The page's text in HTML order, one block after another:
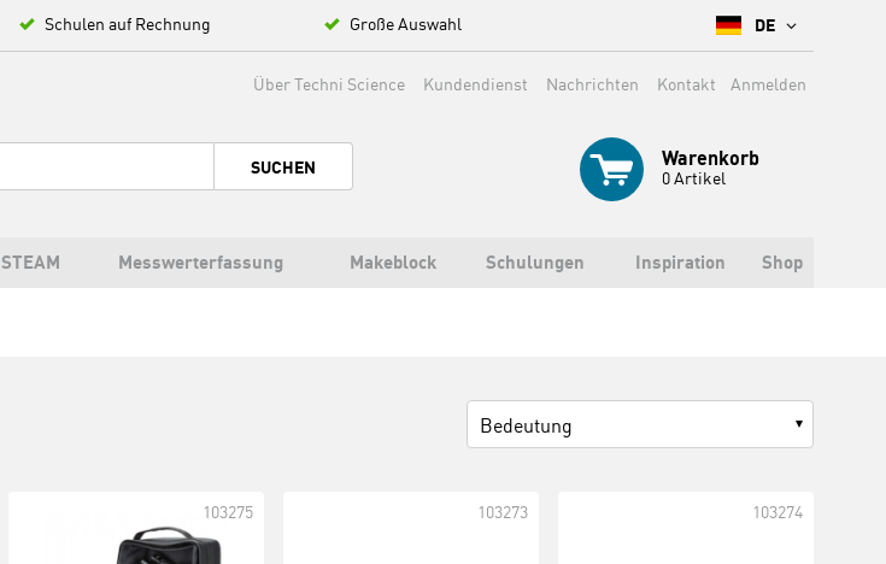
Schulen auf Rechnung Große Auswahl DE
Anmelden
Über Techni Science Kundendienst Nachrichten Kontakt
Warenkorb
0Artikel
SUCHEN
STEAM Messwerterfassung Makeblock Schulungen Inspiration Shop
Bedeutung
103275 103273 103274